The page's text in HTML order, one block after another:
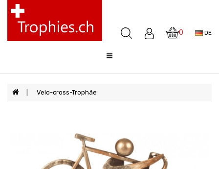
0 DE
Pokale
Medaillen
Awards
Glocken
Sale
Velo-cross-Trophäe